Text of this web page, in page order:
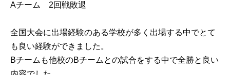
Aチーム 2回戦敗退
全国大会に出場経験のある学校が多く出場する中でとて
も良い経験ができました。
Bチームも他校のBチームとの試合をする中で全勝と良い